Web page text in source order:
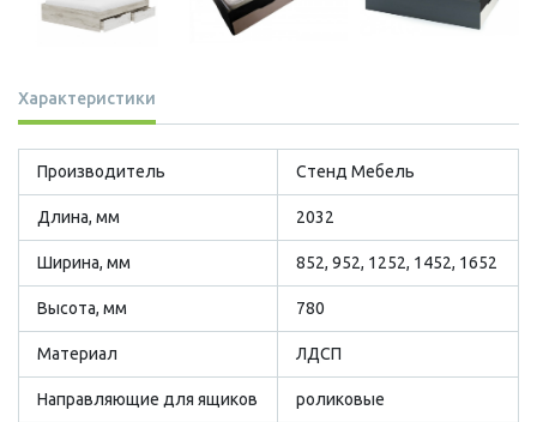
Характеристики
Производитель Стенд Мебель
Длина, мм 2032
Ширина, мм 852, 952, 1252, 1452, 1652
Высота, мм 780
Материал ЛДСП
Направляющие для ящиков роликовые